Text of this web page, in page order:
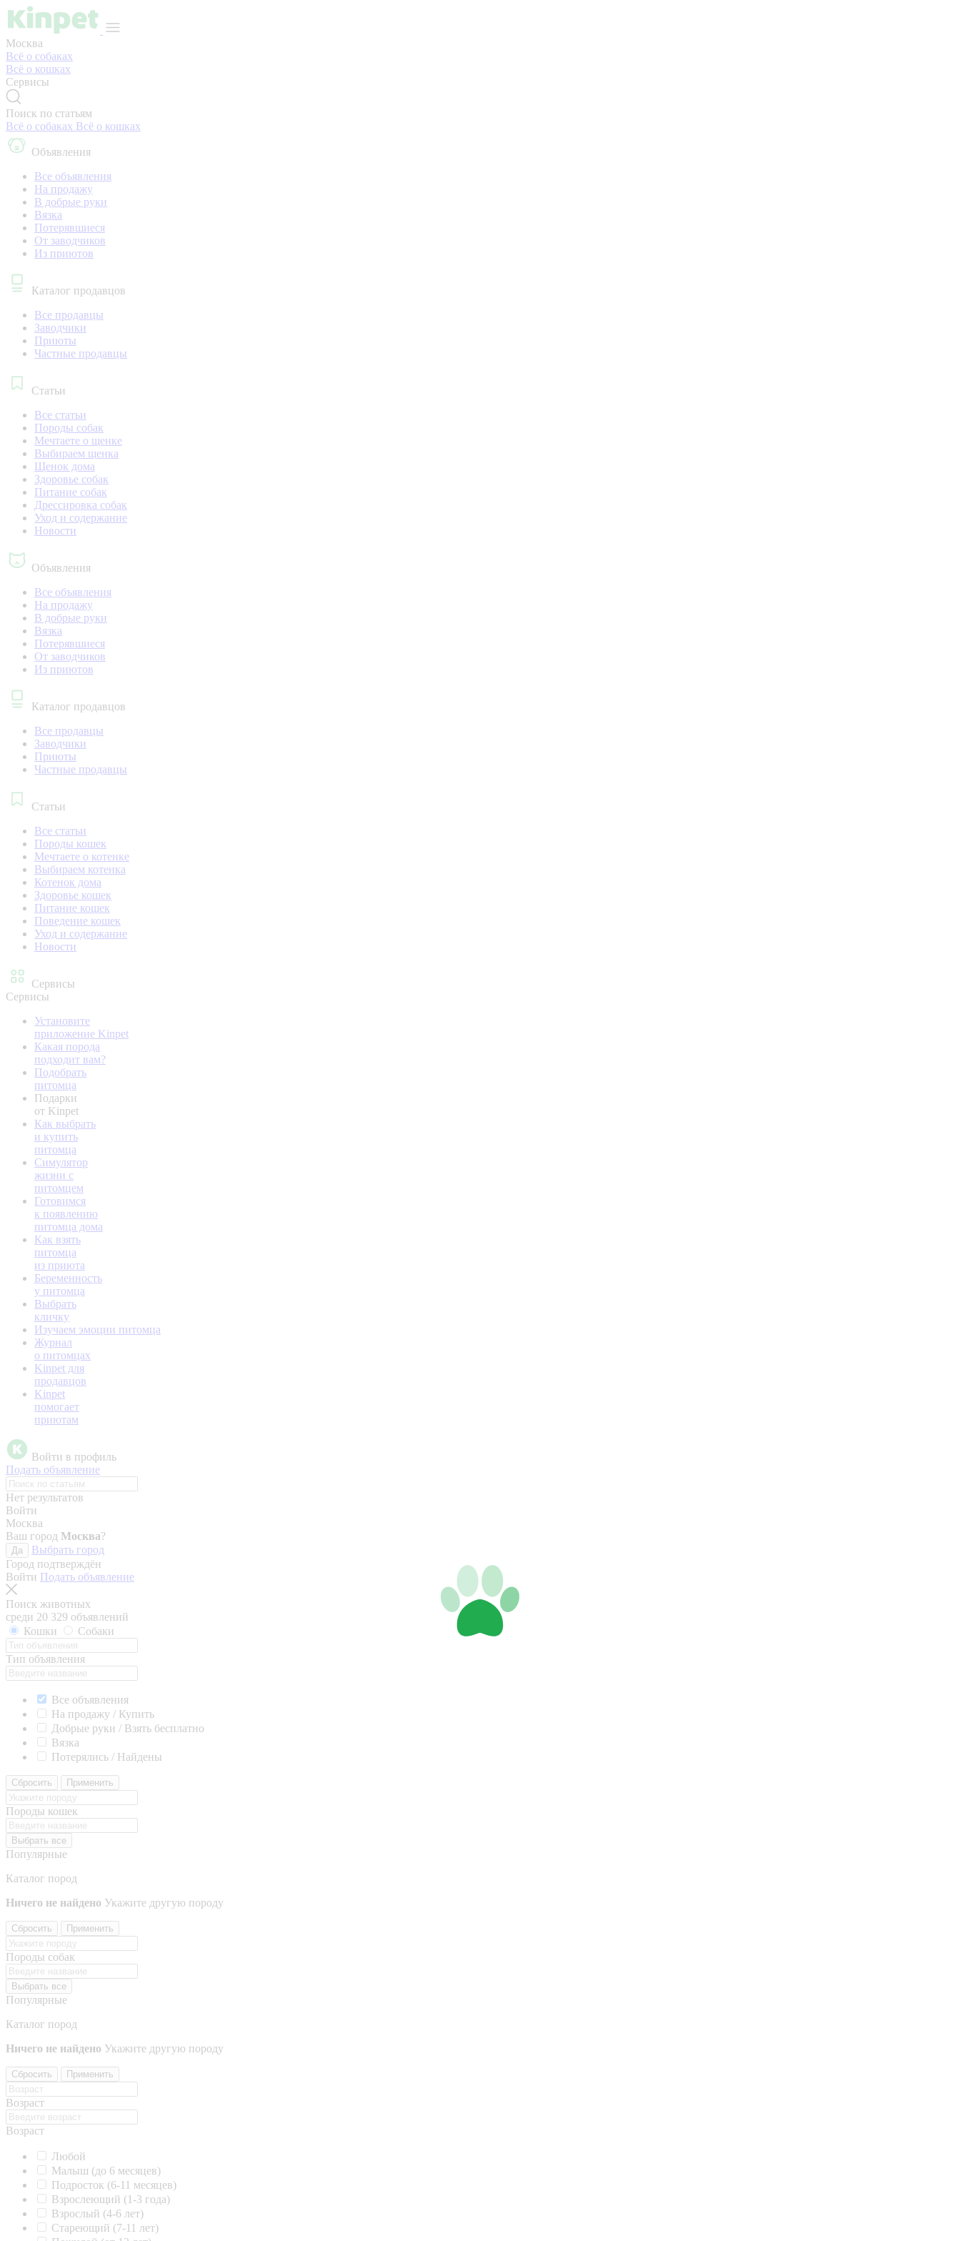
Москва
Всё о собаках
Всё о кошках
Сервисы
Поиск по статьям
Всё о собаках Всё о кошках
Объявления
Все объявления
На продажу
В добрые руки
Вязка
Потерявшиеся
От заводчиков
Из приютов
Каталог продавцов
Все продавцы
Заводчики
Приюты
Частные продавцы
Статьи
Все статьи
Породы собак
Мечтаете о щенке
Выбираем щенка
Щенок дома
Здоровье собак
Питание собак
Дрессировка собак
Уход и содержание
Новости
Объявления
Все объявления
На продажу
В добрые руки
Вязка
Потерявшиеся
От заводчиков
Из приютов
Каталог продавцов
Все продавцы
Заводчики
Приюты
Частные продавцы
Статьи
Все статьи
Породы кошек
Мечтаете о котенке
Выбираем котенка
Котенок дома
Здоровье кошек
Питание кошек
Поведение кошек
Уход и содержание
Новости
Сервисы
Сервисы
Установите
приложение Kinpet
Какая порода
подходит вам?
Подобрать
питомца
Подарки
от Kinpet
Как выбрать
и купить
питомца
Симулятор
жизни с
питомцем
Готовимся
к появлению
питомца дома
Как взять
питомца
из приюта
Беременность
у питомца
Выбрать
кличку
Изучаем эмоции питомца
Журнал
о питомцах
Kinpet для
продавцов
Kinpet
помогает
приютам
Войти в профиль
Подать объявление
Нет результатов
Войти
Москва
Ваш город Москва?
Да
Выбрать город
Город подтверждён
Войти Подать объявление
Поиск животных
среди 20 329 объявлений
Кошки
Собаки
Тип объявления
Все объявления
На продажу / Купить
Добрые руки / Взять бесплатно
Вязка
Потерялись / Найдены
Сбросить Применить
Породы кошек
Выбрать все
Популярные
Каталог пород
Ничего не найдено Укажите другую породу
Сбросить Применить
Породы собак
Выбрать все
Популярные
Каталог пород
Ничего не найдено Укажите другую породу
Сбросить Применить
Возраст
Возраст
Любой
Малыш (до 6 месяцев)
Подросток (6-11 месяцев)
Взрослеющий (1-3 года)
Взрослый (4-6 лет)
Стареющий (7-11 лет)